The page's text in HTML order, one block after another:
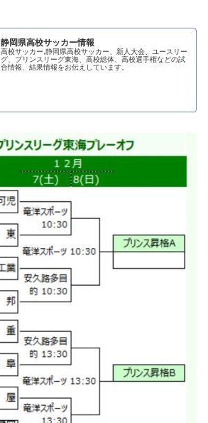
静岡県高校サッカー情報
高校サッカー,静岡県高校サッカー、新人大会、ユースリー
グ、プリンスリーグ東海、高校総体、高校選手権などの試
合情報、結果情報をお伝えしています。